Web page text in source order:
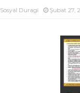
Sosyal Duragi Şubat 27,